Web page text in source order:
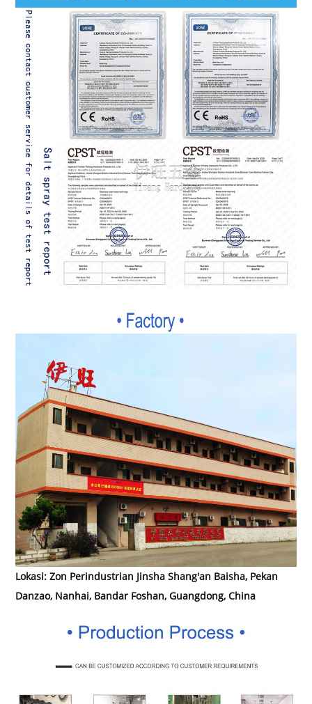
Lokasi: Zon Perindustrian Jinsha Shang'an Baisha, Pekan
Danzao, Nanhai, Bandar Foshan, Guangdong, China